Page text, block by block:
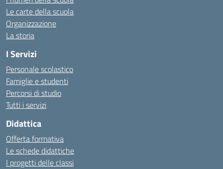
Le carte della scuola
Organizzazione
La storia
I Servizi
Personale scolastico
Famiglie e studenti
Percorsi di studio
Tutti i servizi
Didattica
Offerta formativa
Le schede didattiche
I progetti delle classi